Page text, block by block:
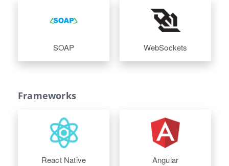
SOAP WebSockets
Frameworks
React Native Angular